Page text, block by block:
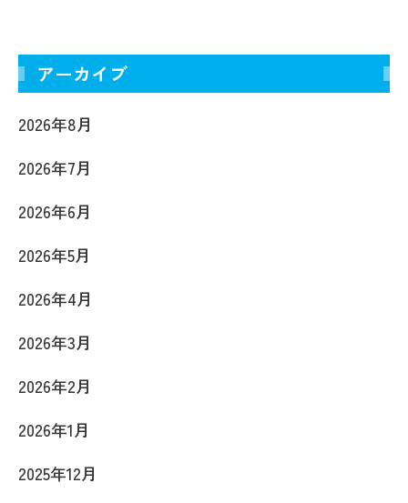
アーカイブ
2026年8月
2026年7月
2026年6月
2026年5月
2026年4月
2026年3月
2026年2月
2026年1月
2025年12月